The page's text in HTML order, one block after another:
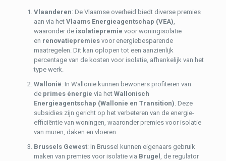
Vlaanderen: De Vlaamse overheid biedt diverse premies
aan via het Vlaams Energieagentschap (VEA),
waaronder de isolatiepremie voor woningisolatie
en renovatiepremiesvoor energiebesparende
maatregelen. Dit kan oplopen tot een aanzienlijk
percentage van de kosten voor isolatie, afhankelijk van het
type werk.
Wallonië: In Wallonië kunnen bewoners profiteren van
de primes énergie via het Wallonisch
Energieagentschap (Wallonie en Transition). Deze
subsidies zijn gericht op het verbeteren van de energie-
efficiëntie van woningen, waaronder premies voor isolatie
van muren, daken en vloeren.
Brussels Gewest: In Brussel kunnen eigenaars gebruik
maken van premies voor isolatie via Brugel , de regulator